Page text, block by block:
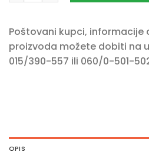
Poštovani kupci, informacije
proizvoda možete dobiti na
015/390-557 ili 060/0-501-
OPIS